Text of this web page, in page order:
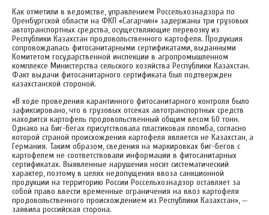
Как отметили в ведомстве, управлением Россельхознадзора по
Оренбургской области на ФКП «Сагарчин» задержаны три грузовых
автотранспортных средства, осуществляющие перевозку из
Республики Казахстан продовольственного картофеля. Продукция
сопровождалась фитосанитарными сертификатами, выданными
Комитетом государственной инспекции в агропромышленном
комплексе Министерства сельского хозяйства Республики Казахстан.
Факт выдачи фитосанитарного сертификата был подтвержден
казахстанской стороной.
«В ходе проведения карантинного фитосанитарного контроля было
зафиксировано, что в грузовых отсеках автотранспортных средств
находится картофель продовольственный общим весом 60 тонн.
Однако на биг-бегах присутствовала пластиковая пломба, согласно
которой страной происхождения картофеля является не Казахстан, а
Германия. Таким образом, сведения на маркировках биг-бегов с
картофелем не соответствовали информации в фитосанитарных
сертификатах. Выявленные нарушения носят систематический
характер, поэтому в целях недопущения ввоза санкционной
продукции на территорию России Россельхознадзор оставляет за
собой право ввести временные ограничения на ввоз картофеля
продовольственного происхождением из Республики Казахстан», —
заявила российская сторона.